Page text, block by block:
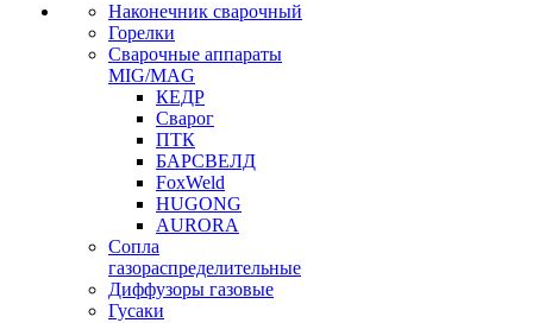
Наконечник сварочный
Горелки
Сварочные аппараты
MIG/MAG
КЕДР
Сварог
ПТК
БАРСВЕЛД
FoxWeld
HUGONG
AURORA
Сопла
газораспределительные
Диффузоры газовые
Гусаки